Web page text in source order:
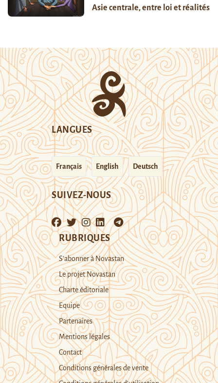
Asie centrale, entre loi et réalités
LANGUES
Français English Deutsch
SUIVEZ-NOUS
RUBRIQUES
S’abonner à Novastan
Le projet Novastan
Charte éditoriale
Equipe
Partenaires
Mentions légales
Contact
Conditions générales de vente